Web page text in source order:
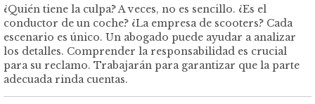
¿Quién tiene la culpa? A veces, no es sencillo. ¿Es el
conductor de un coche? ¿La empresa de scooters? Cada
escenario es único. Un abogado puede ayudar a analizar
los detalles. Comprender la responsabilidad es crucial
para su reclamo. Trabajarán para garantizar que la parte
adecuada rinda cuentas.